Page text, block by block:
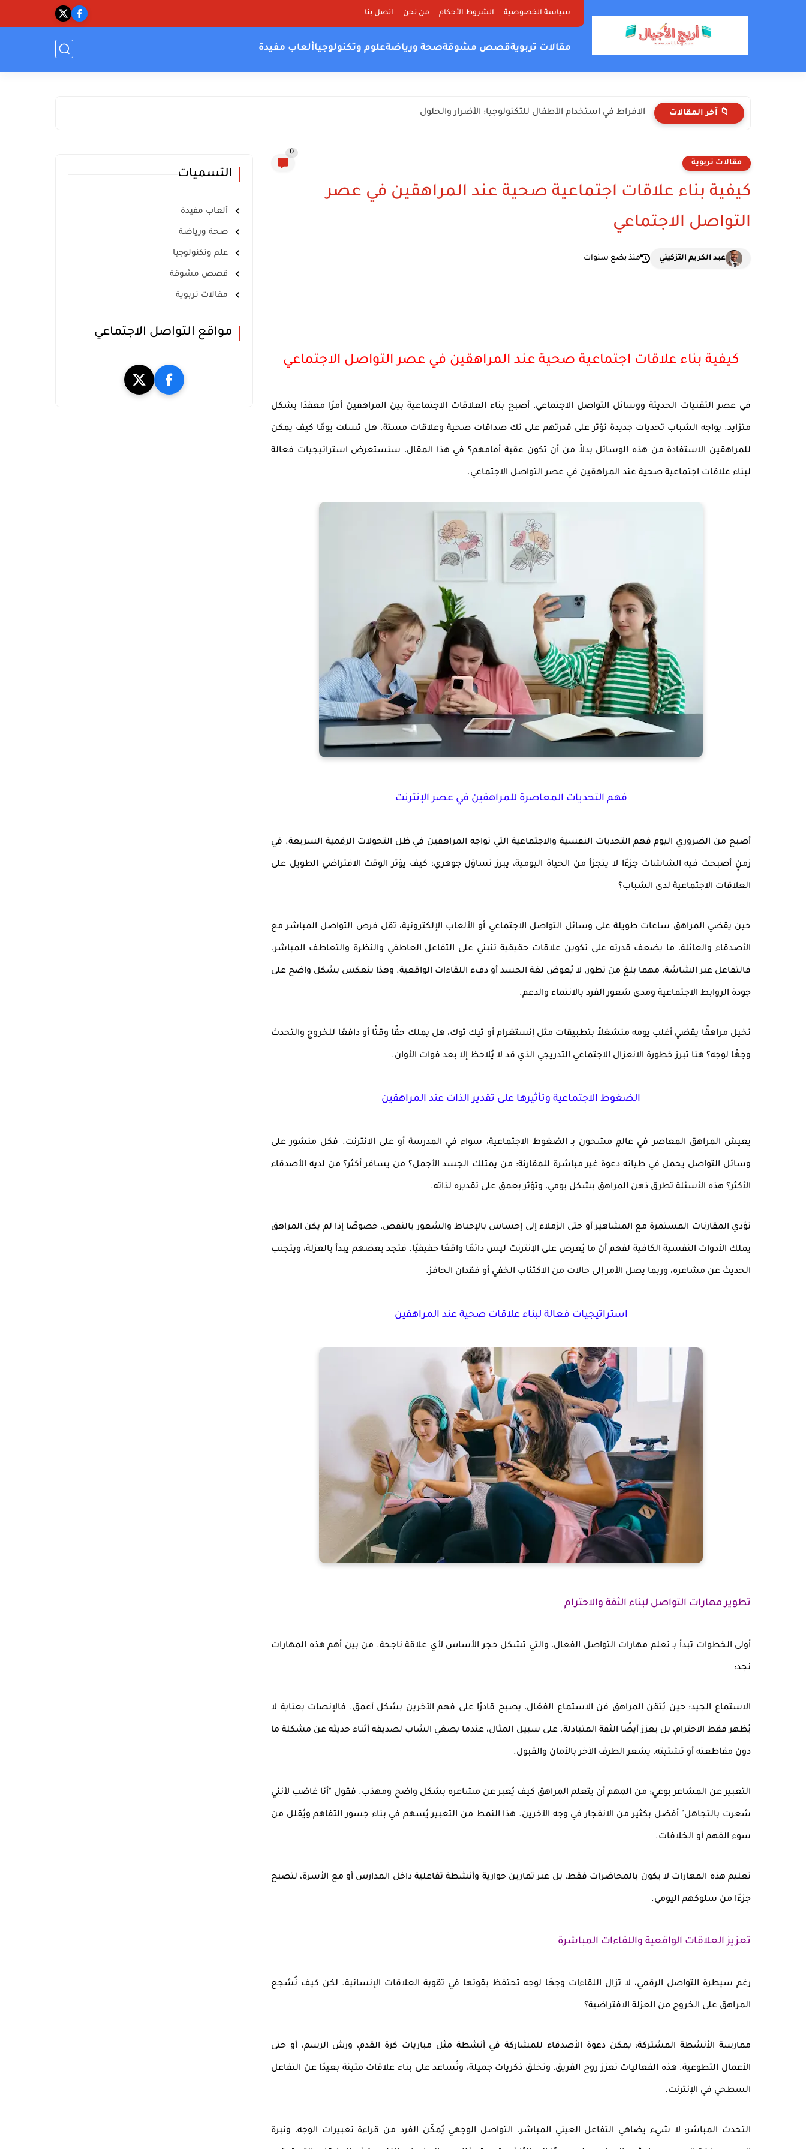
سياسة الخصوصية الشروط الأحكام من نحن اتصل بنا
مقالات تربويةقصص مشوقةصحة ورياضةعلوم وتكنولوجياألعاب مفيدة
📁 آخر المقالات الإفراط في استخدام الأطفال للتكنولوجيا: الأضرار والحلول
مقالات تربوية
0
كيفية بناء علاقات اجتماعية صحية عند المراهقين في عصر
التواصل الاجتماعي
عبد الكريم التزكيني منذ بضع سنوات
كيفية بناء علاقات اجتماعية صحية عند المراهقين في عصر التواصل الاجتماعي
في عصر التقنيات الحديثة ووسائل التواصل الاجتماعي، أصبح بناء العلاقات الاجتماعية بين المراهقين أمرًا معقدًا بشكل
متزايد. يواجه الشباب تحديات جديدة تؤثر على قدرتهم على تك صداقات صحية وعلاقات مستة. هل تسلت يومًا كيف يمكن
للمراهقين الاستفادة من هذه الوسائل بدلاً من أن تكون عقبة أمامهم؟ في هذا المقال، سنستعرض استراتيجيات فعالة
لبناء علاقات اجتماعية صحية عند المراهقين في عصر التواصل الاجتماعي.
فهم التحديات المعاصرة للمراهقين في عصر الإنترنت
أصبح من الضروري اليوم فهم التحديات النفسية والاجتماعية التي تواجه المراهقين في ظل التحولات الرقمية السريعة. في
زمنٍ أصبحت فيه الشاشات جزءًا لا يتجزأ من الحياة اليومية، يبرز تساؤل جوهري: كيف يؤثر الوقت الافتراضي الطويل على
العلاقات الاجتماعية لدى الشباب؟
حين يقضي المراهق ساعات طويلة على وسائل التواصل الاجتماعي أو الألعاب الإلكترونية، تقل فرص التواصل المباشرمع
الأصدقاء والعائلة، ما يضعف قدرته على تكوين علاقات حقيقيةتنبني على التفاعل العاطفي والنظرة والتعاطف المباشر.
فالتفاعل عبر الشاشة، مهما بلغ من تطور، لا يُعوض لغة الجسد أو دفء اللقاءات الواقعية. وهذا ينعكس بشكل واضح على
جودة الروابط الاجتماعية ومدى شعور الفرد بالانتماء والدعم.
تخيل مراهقًا يقضي أغلب يومه منشغلاً بتطبيقات مثل إنستغرام أو تيك توك، هل يملك حقًا وقتًا أو دافعًا للخروج والتحدث
وجهًا لوجه؟ هنا تبرز خطورة الانعزال الاجتماعي التدريجي الذي قد لا يُلاحظ إلا بعد فوات الأوان.
الضغوط الاجتماعية وتأثيرها على تقدير الذات عند المراهقين
يعيش المراهق المعاصرفي عالمٍ مشحون بـ الضغوط الاجتماعية، سواء في المدرسة أو على الإنترنت. فكل منشور على
وسائل التواصل يحمل في طياته دعوة غير مباشرة للمقارنة: من يمتلك الجسد الأجمل؟ من يسافر أكثر؟ من لديه الأصدقاء
الأكثر؟ هذه الأسئلة تطرق ذهن المراهق بشكل يومي، وتؤثر بعمق على تقديره لذاته.
تؤدي المقارنات المستمرة مع المشاهير أو حتى الزملاء إلى إحساس بالإحباطوالشعور بالنقص، خصوصًا إذا لم يكن المراهق
يملك الأدوات النفسية الكافية لفهم أن ما يُعرض على الإنترنت ليس دائمًا واقعًا حقيقيًا. فتجد بعضهم يبدأ بالعزلة، ويتجنب
الحديث عن مشاعره، وربما يصل الأمر إلى حالات من الاكتئاب الخفي أو فقدان الحافز.
استراتيجيات فعالة لبناء علاقات صحية عند المراهقين
تطوير مهارات التواصل لبناء الثقة والاحترام
أولى الخطوات تبدأ بـ تعلم مهارات التواصل الفعال، والتي تشكل حجر الأساس لأي علاقة ناجحة. من بين أهم هذه المهارات
نجد:
الاستماع الجيد: حين يُتقن المراهق فن الاستماع الفعّال، يصبح قادرًا على فهم الآخرين بشكل أعمق. فالإنصات بعناية لا
يُظهر فقط الاحترام، بل يعزز أيضًا الثقة المتبادلة. على سبيل المثال، عندما يصغي الشاب لصديقه أثناء حديثه عن مشكلة ما
دون مقاطعته أو تشتيته، يشعر الطرف الآخر بالأمان والقبول.
التعبير عن المشاعر بوعي: من المهم أن يتعلم المراهق كيف يُعبر عن مشاعره بشكل واضح ومهذب. فقول "أنا غاضب لأنني
شعرت بالتجاهل" أفضل بكثير من الانفجار في وجه الآخرين. هذا النمط من التعبير يُسهم في بناءجسور التفاهمويُقلل من
سوء الفهم أو الخلافات.
تعليم هذه المهارات لا يكون بالمحاضرات فقط، بل عبر تمارين حوارية وأنشطة تفاعلية داخل المدارس أو مع الأسرة، لتصبح
جزءًا من سلوكهم اليومي.
تعزيز العلاقات الواقعية واللقاءات المباشرة
رغم سيطرة التواصل الرقمي، لا تزال اللقاءات وجهًا لوجه تحتفظ بقوتها في تقوية العلاقات الإنسانية. لكن كيف نُشجع
المراهق على الخروج من العزلة الافتراضية؟
ممارسة الأنشطة المشتركة: يمكن دعوة الأصدقاء للمشاركة في أنشطة مثل مباريات كرة القدم، ورش الرسم، أو حتى
الأعمال التطوعية. هذه الفعاليات تعزز روح الفريق، وتخلق ذكريات جميلة، وتُساعد على بناء علاقات متينة بعيدًا عن التفاعل
السطحي في الإنترنت.
التحدث المباشر: لا شيء يضاهي التفاعل العيني المباشر. التواصل الوجهي يُمكّن الفرد من قراءة تعبيرات الوجه، ونبرة
التسميات
ألعاب مفيدة
صحة ورياضة
علم وتكنولوجيا
قصص مشوقة
مقالات تربوية
مواقع التواصل الاجتماعي